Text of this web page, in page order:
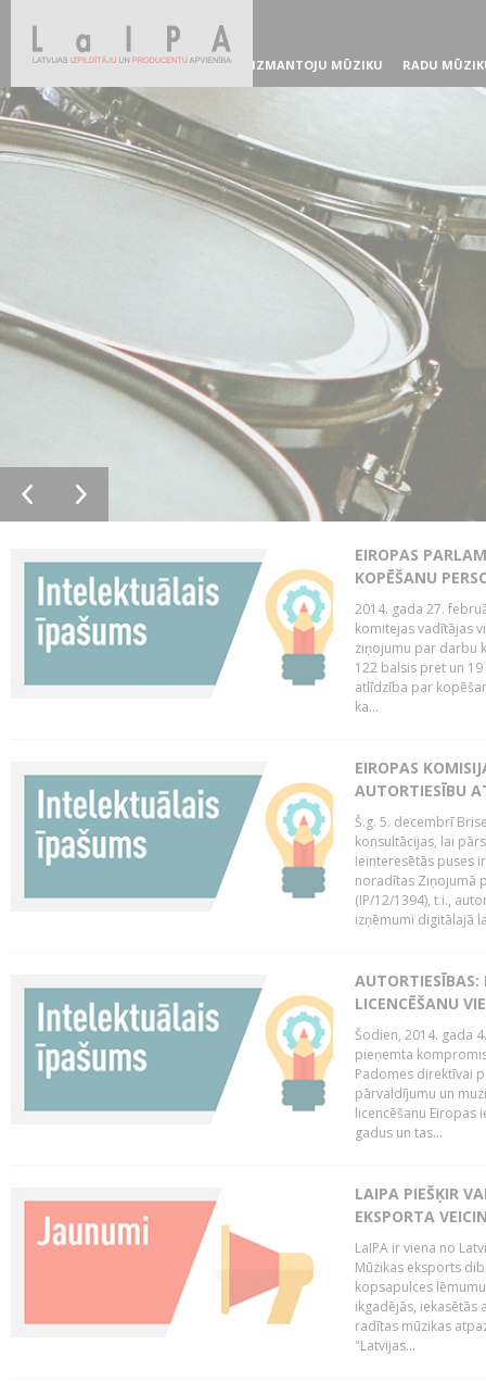
IZMANTOJU MŪZIKU RADU
EIROPAS
KOPĒŠANU
2014. gada 27.
komitejas vadītājas
ziņojumu par darbu
122 balsis pret un
atlīdzība par
ka...
EIROPAS
AUTORTIESĪBU
Š.g. 5. decembrī
konsultācijas, lai
Ieinteresētās puses
noradītas Ziņojumā
(IP/12/1394), t.i.,
izņēmumi digitālajā
AUTORTIESĪBAS:
LICENCĒŠANU
Šodien, 2014. gada
pieņemta
Padomes direktīvai
pārvaldījumu un
licencēšanu Eiropas
gadus un tas...
LAIPA PIEŠĶIR
EKSPORTA
LaIPA ir viena no
Mūzikas eksports
kopsapulces
ikgadējās, iekasētās
radītas mūzikas
"Latvijas...